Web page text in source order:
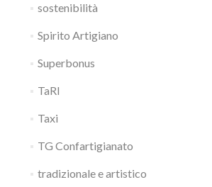
sostenibilità
Spirito Artigiano
Superbonus
TaRI
Taxi
TG Confartigianato
tradizionale e artistico